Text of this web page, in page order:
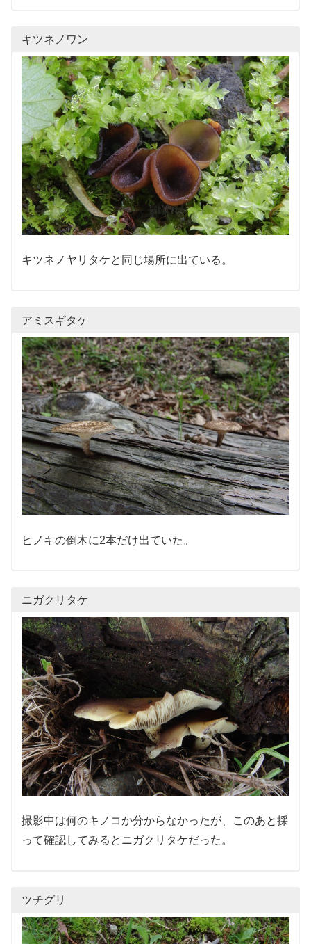
キツネノワン
キツネノヤリタケと同じ場所に出ている。
アミスギタケ
ヒノキの倒木に2本だけ出ていた。
ニガクリタケ
撮影中は何のキノコか分からなかったが、このあと採
って確認してみるとニガクリタケだった。
ツチグリ